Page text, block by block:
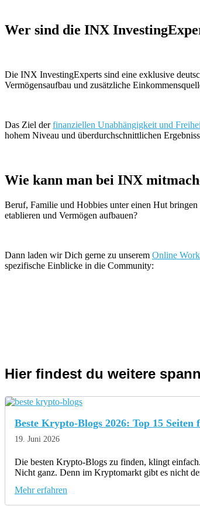
Wer sind die INX
Die INX InvestingExperts sind eine exklusive
Vermögensaufbau und zusätzliche
Das Ziel derfinanziellen Unabhängigkeit und
hohem Niveau und überdurchschnittlichen
Wie kann man bei INX
Beruf, Familie und Hobbies unter einen Hut
etablieren und Vermögen aufbauen?
Dann laden wir Dich gerne zu unserem Online
spezifische Einblicke in die Community:
Hier findest du weitere
Beste Krypto-Blogs 2026: Top 15
19. Juni 2026
Die besten Krypto-Blogs zu finden, klingt
Nicht ganz. Denn im Kryptomarkt gibt es nicht
Mehr erfahren